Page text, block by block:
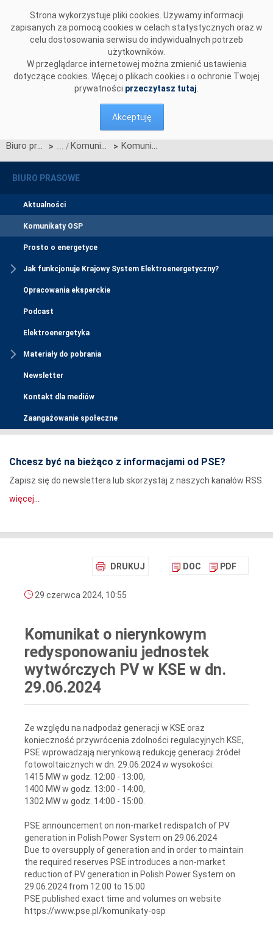
Strona wykorzystuje pliki cookies. Używamy informacji
zapisanych za pomocą cookies w celach statystycznych oraz w
celu dostosowania serwisu do indywidualnych potrzeb
użytkowników.
W przeglądarce internetowej można zmienić ustawienia
dotyczące cookies. Więcej o plikach cookies i o ochronie Twojej
prywatności przeczytasz tutaj
Akceptuję
Biuro prasowe > Komunikaty OSP > Komunikat o nierynkowym redysponowaniu jednostek wytwórczych PV w KSE w dn. 29.06.2024
BIURO PRASOWE
Aktualności
Komunikaty OSP
Prosto o energetyce
Jak funkcjonuje Krajowy System Elektroenergetyczny?
Opracowania eksperckie
Podcast
Elektroenergetyka
Materiały do pobrania
Newsletter
Kontakt dla mediów
Zaangażowanie społeczne
Chcesz być na bieżąco z informacjami od PSE?
Zapisz się do newslettera lub skorzystaj z naszych kanałów RSS.
więcej...
DRUKUJ DOC PDF
29 czerwca 2024, 10:55
Komunikat o nierynkowym
redysponowaniu jednostek
wytwórczych PV w KSE w dn.
29.06.2024
Ze względu na nadpodaż generacji w KSE oraz
konieczność przywrócenia zdolności regulacyjnych KSE,
PSE wprowadzają nierynkową redukcję generacji źródeł
fotowoltaicznych w dn. 29.06.2024 w wysokości:
1415 MW w godz. 12:00 - 13:00,
1400 MW w godz. 13:00 - 14:00,
1302 MW w godz. 14:00 - 15:00.
PSE announcement on non-market redispatch of PV
generation in Polish Power System on 29.06.2024
Due to oversupply of generation and in order to maintain
the required reserves PSE introduces a non-market
reduction of PV generation in Polish Power System on
29.06.2024 from 12:00 to 15:00
PSE published exact time and volumes on website
https://www.pse.pl/komunikaty-osp